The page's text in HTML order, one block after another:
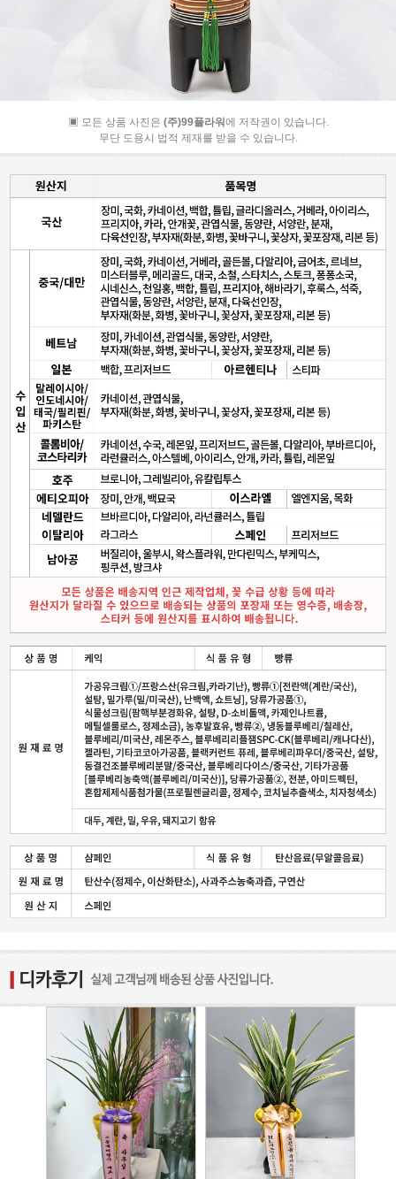
▣ 모든 상품 사진은 (주)99플라워에 저작권이 있습니다.
무단 도용시 법적 제재를 받을 수 있습니다.